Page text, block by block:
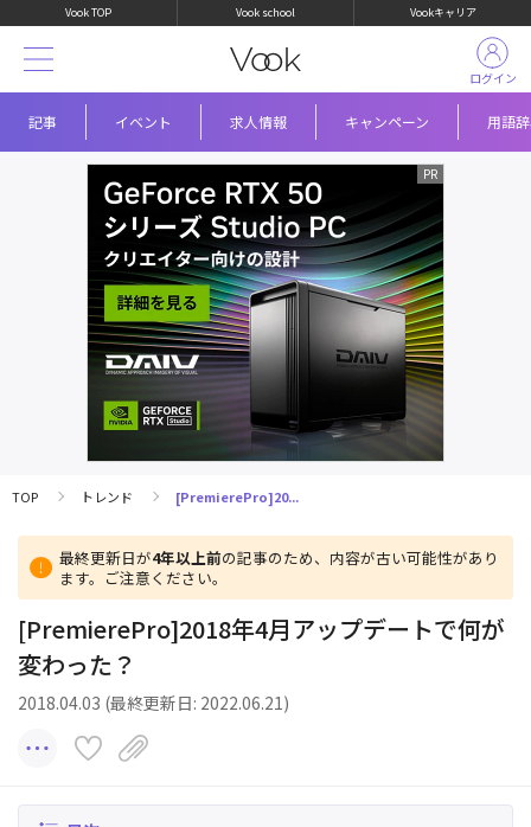
Vook TOP Vook school Vookキャリア
記事 イベント 求人情報 キャンペーン 用語
ログイン
TOP トレンド [PremierePro]20...
最終更新日が4年以上前の記事のため、内容が古い可能性があり
ます。ご注意ください。
[PremierePro]2018年4月アップデートで何が
変わった？
2018.04.03 (最終更新日: 2022.06.21)